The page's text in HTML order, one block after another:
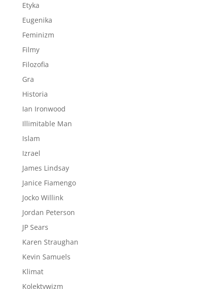
Etyka
Eugenika
Feminizm
Filmy
Filozofia
Gra
Historia
Ian Ironwood
Illimitable Man
Islam
Izrael
James Lindsay
Janice Fiamengo
Jocko Willink
Jordan Peterson
JP Sears
Karen Straughan
Kevin Samuels
Klimat
Kolektywizm